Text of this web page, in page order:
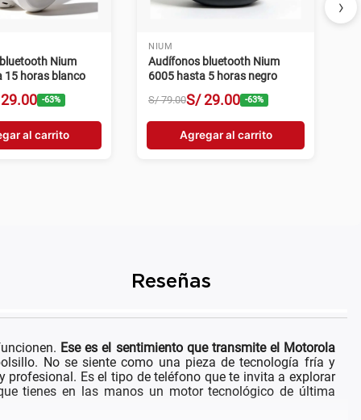
Nium
15 horas blanco
29.00 -63%
al carrito
NIUM
Audífonos bluetooth Nium
6005 hasta 5 horas negro
S/ 79.00S/ 29.00 -63%
Agregar al carrito
›
Reseñas
Ese es el sentimiento que transmite el Motorola
No se siente como una pieza de tecnología fría y
Es el tipo de teléfono que te invita a explorar
tienes en las manos un motor tecnológico de última